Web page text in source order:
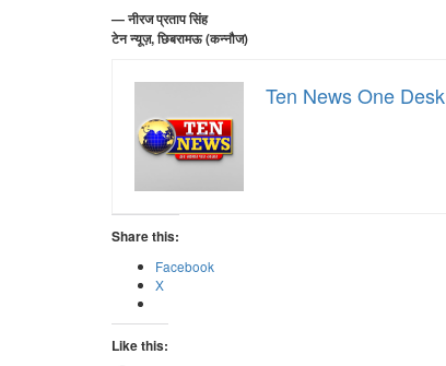
— नीरज प्रताप सिंह
टेन न्यूज़, छिबरामऊ (कन्नौज)
Ten News One Desk
Share this:
Facebook
X
Like this: